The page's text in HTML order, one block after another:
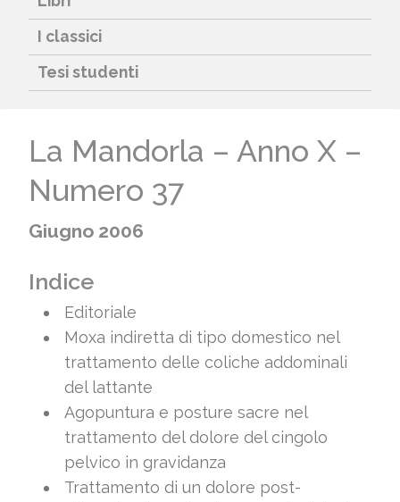
I classici
Tesi studenti
La Mandorla – Anno X –
Numero 37
Giugno 2006
Indice
Editoriale
Moxa indiretta di tipo domestico nel
trattamento delle coliche addominali
del lattante
Agopuntura e posture sacre nel
trattamento del dolore del cingolo
pelvico in gravidanza
Trattamento di un dolore post-